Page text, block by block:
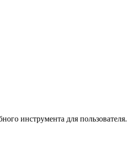
инструмента для пользователя.